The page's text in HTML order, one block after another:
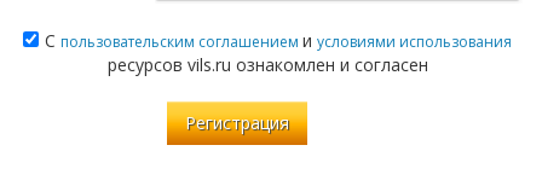
С пользовательским соглашением и условиями использования
ресурсов vils.ru ознакомлен и согласен